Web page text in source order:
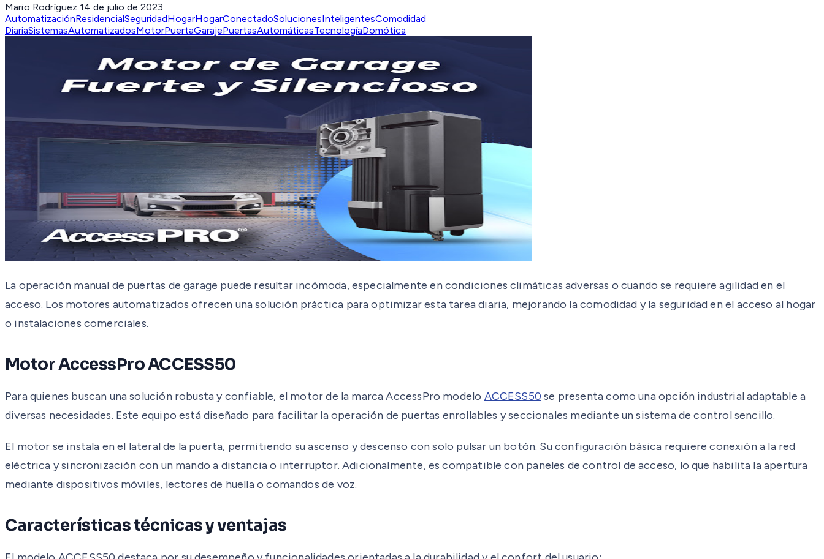
Mario Rodríguez·14 de julio de 2023·
AutomatizaciónResidencialSeguridadHogarHogarConectadoSolucionesInteligentesComodidad
DiariaSistemasAutomatizadosMotorPuertaGarajePuertasAutomáticasTecnologíaDomótica
La operación manual de puertas de garage puede resultar incómoda, especialmente en condiciones climáticas adversas o cuando se requiere agilidad en el
acceso. Los motores automatizados ofrecen una solución práctica para optimizar esta tarea diaria, mejorando la comodidad y la seguridad en el acceso al hogar
o instalaciones comerciales.
Motor AccessPro ACCESS50
Para quienes buscan una solución robusta y confiable, el motor de la marca AccessPro modelo ACCESS50 se presenta como una opción industrial adaptable a
diversas necesidades. Este equipo está diseñado para facilitar la operación de puertas enrollables y seccionales mediante un sistema de control sencillo.
El motor se instala en el lateral de la puerta, permitiendo su ascenso y descenso con solo pulsar un botón. Su configuración básica requiere conexión a la red
eléctrica y sincronización con un mando a distancia o interruptor. Adicionalmente, es compatible con paneles de control de acceso, lo que habilita la apertura
mediante dispositivos móviles, lectores de huella o comandos de voz.
Características técnicas y ventajas